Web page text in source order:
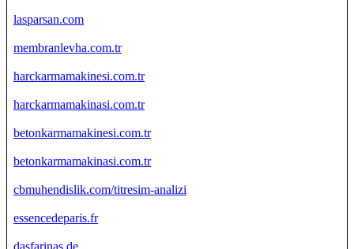
lasparsan.com
membranlevha.com.tr
harckarmamakinesi.com.tr
harckarmamakinasi.com.tr
betonkarmamakinesi.com.tr
betonkarmamakinasi.com.tr
cbmuhendislik.com/titresim-analizi
essencedeparis.fr
dasfarinas.de